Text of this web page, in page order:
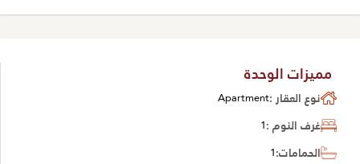
مميزات الوحدة
نوع العقار :Apartment
غرف النوم :1
الحمامات:1